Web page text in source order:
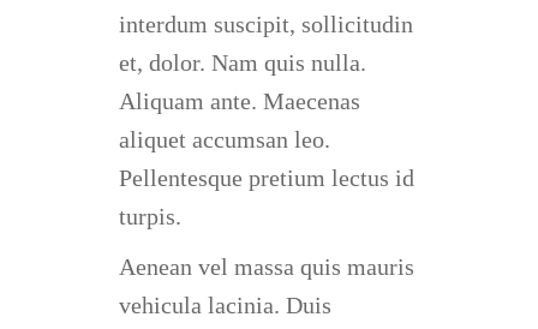
interdum suscipit, sollicitudin
et, dolor. Nam quis nulla.
Aliquam ante. Maecenas
aliquet accumsan leo.
Pellentesque pretium lectus id
turpis.
Aenean vel massa quis mauris
vehicula lacinia. Duis